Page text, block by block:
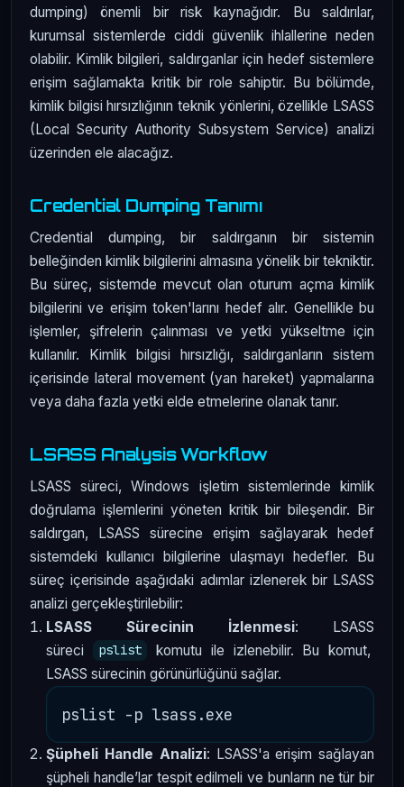
dumping) önemli bir risk kaynağıdır. Bu saldırılar,
kurumsal sistemlerde ciddi güvenlik ihlallerine neden
olabilir. Kimlik bilgileri, saldırganlar için hedef sistemlere
erişim sağlamakta kritik bir role sahiptir. Bu bölümde,
kimlik bilgisi hırsızlığının teknik yönlerini, özellikle LSASS
(Local Security Authority Subsystem Service) analizi
üzerinden ele alacağız.
Credential Dumping Tanımı
Credential dumping, bir saldırganın bir sistemin
belleğinden kimlik bilgilerini almasına yönelik bir tekniktir.
Bu süreç, sistemde mevcut olan oturum açma kimlik
bilgilerini ve erişim token'larını hedef alır. Genellikle bu
işlemler, şifrelerin çalınması ve yetki yükseltme için
kullanılır. Kimlik bilgisi hırsızlığı, saldırganların sistem
içerisinde lateral movement (yan hareket) yapmalarına
veya daha fazla yetki elde etmelerine olanak tanır.
LSASS Analysis Workflow
LSASS süreci, Windows işletim sistemlerinde kimlik
doğrulama işlemlerini yöneten kritik bir bileşendir. Bir
saldırgan, LSASS sürecine erişim sağlayarak hedef
sistemdeki kullanıcı bilgilerine ulaşmayı hedefler. Bu
süreç içerisinde aşağıdaki adımlar izlenerek bir LSASS
analizi gerçekleştirilebilir:
LSASS Sürecinin İzlenmesi: LSASS
süreci
pslist
komutu ile izlenebilir. Bu komut,
LSASS sürecinin görünürlüğünü sağlar.
Şüpheli Handle Analizi: LSASS'a erişim sağlayan
şüpheli handle’lar tespit edilmeli ve bunların ne tür bir